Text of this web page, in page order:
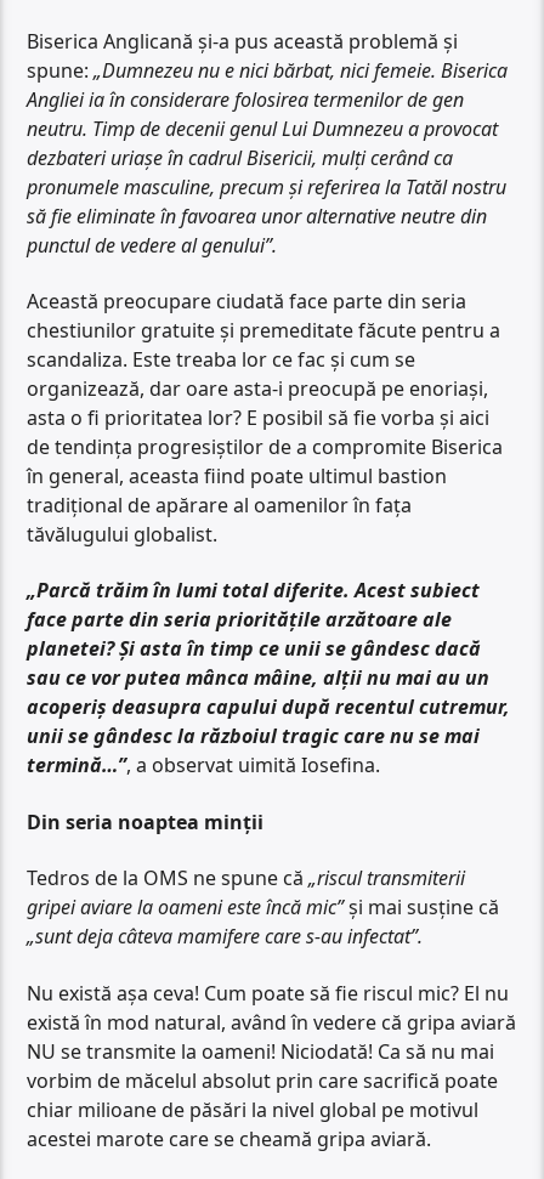
Biserica Anglicană și-a pus această problemă și
spune:„Dumnezeu nu e nici bărbat, nici femeie. Biserica
Angliei ia în considerare folosirea termenilor de gen
neutru. Timp de decenii genul Lui Dumnezeu a provocat
dezbateri uriașe în cadrul Bisericii, mulți cerând ca
pronumele masculine, precum și referirea la Tatăl nostru
să fie eliminate în favoarea unor alternative neutre din
punctul de vedere al genului”.
Această preocupare ciudată face parte din seria
chestiunilor gratuite și premeditate făcute pentru a
scandaliza. Este treaba lor ce fac și cum se
organizează, dar oare asta-i preocupă pe enoriași,
asta o fi prioritatea lor? E posibil să fie vorba și aici
de tendința progresiștilor de a compromite Biserica
în general, aceasta fiind poate ultimul bastion
tradițional de apărare al oamenilor în fața
tăvălugului globalist.
„Parcă trăim în lumi total diferite. Acest subiect
face parte din seria prioritățile arzătoare ale
planetei? Și asta în timp ce unii se gândesc dacă
sau ce vor putea mânca mâine, alții nu mai au un
acoperiș deasupra capului după recentul cutremur,
unii se gândesc la războiul tragic care nu se mai
termină…”, a observat uimită Iosefina.
Din seria noaptea minții
Tedros de la OMS ne spune că„riscul transmiterii
gripei aviare la oameni este încă mic”și mai susține că
„sunt deja câteva mamifere care s-au infectat”.
Nu există așa ceva! Cum poate să fie riscul mic? El nu
există în mod natural, având în vedere că gripa aviară
NU se transmite la oameni! Niciodată! Ca să nu mai
vorbim de măcelul absolut prin care sacrifică poate
chiar milioane de păsări la nivel global pe motivul
acestei marote care se cheamă gripa aviară.